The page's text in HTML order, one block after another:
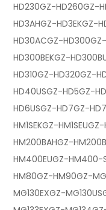
HD230GZ-HD260GZ-
HD3AHGZ-HD3EKGZ-
HD30ACGZ-
HD300BEKGZ-
HD310GZ-HD320GZ-
HD40USGZ-HD5GZ-
HD6USGZ-HD7GZ-
HM1SEKGZ-
HM200BAHGZ-
HM400EUGZ-HM400-
HM80GZ-HM90GZ-
MG130EXGZ-